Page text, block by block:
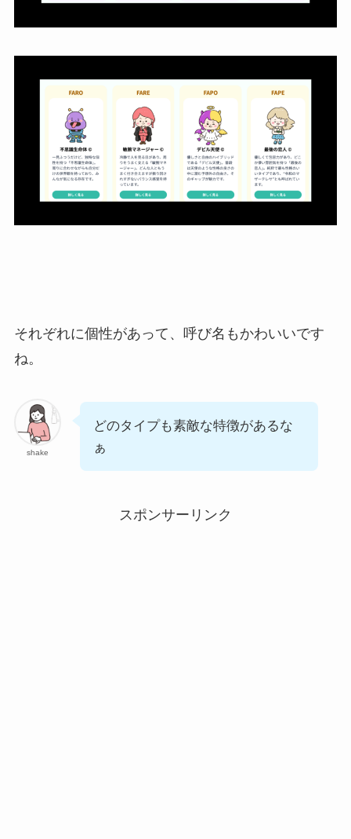
それぞれに個性があって、呼び名もかわいいです
ね。
shake
どのタイプも素敵な特徴があるな
ぁ
スポンサーリンク